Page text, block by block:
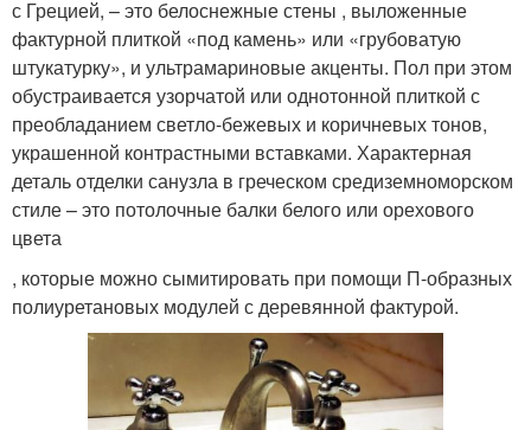
с Грецией, – это белоснежные стены , выложенные
фактурной плиткой «под камень» или «грубоватую
штукатурку», и ультрамариновые акценты. Пол при этом
обустраивается узорчатой или однотонной плиткой с
преобладанием светло-бежевых и коричневых тонов,
украшенной контрастными вставками. Характерная
деталь отделки санузла в греческом средиземноморском
стиле – это потолочные балки белого или орехового
цвета
, которые можно сымитировать при помощи П-образных
полиуретановых модулей с деревянной фактурой.